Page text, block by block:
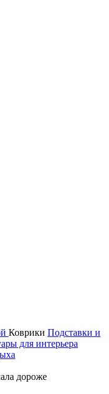
Коврики Подставки и
для интерьера
дороже